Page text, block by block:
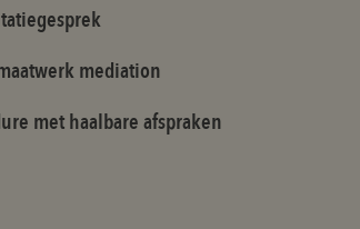
mediation
met haalbare afspraken